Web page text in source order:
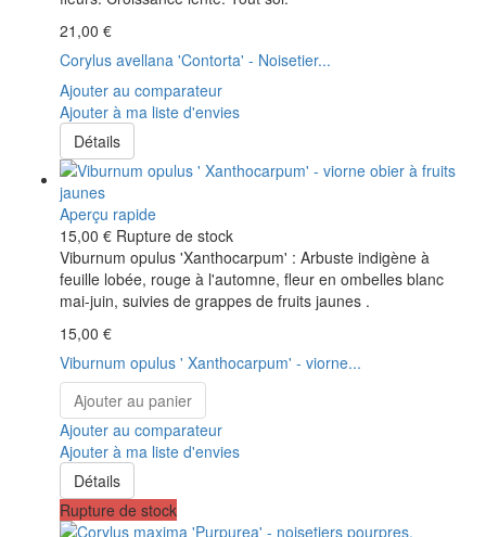
21,00 €
Corylus avellana 'Contorta' - Noisetier...
Ajouter au comparateur
Ajouter à ma liste d'envies
Détails
Aperçu rapide
15,00 € Rupture de stock
Viburnum opulus 'Xanthocarpum' : Arbuste indigène à
feuille lobée, rouge à l'automne, fleur en ombelles blanc
mai-juin, suivies de grappes de fruits jaunes .
15,00 €
Viburnum opulus ' Xanthocarpum' - viorne...
Ajouter au panier
Ajouter au comparateur
Ajouter à ma liste d'envies
Détails
Rupture de stock